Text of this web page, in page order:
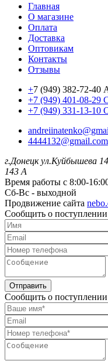
Главная
О магазине
Оплата
Доставка
Оптовикам
Контакты
Отзывы
+7 (949) 382-72-40
+7 (949) 401-08-29
+7 (949) 331-13-10
4444132@gmail.com
г.Донецк ул.Куйбышева
143 А
Время работы с 8:00-
Сб-Вс - выходной
Продвижение сайта
Сообщить о поступлении
Отправить
Сообщить о поступлении